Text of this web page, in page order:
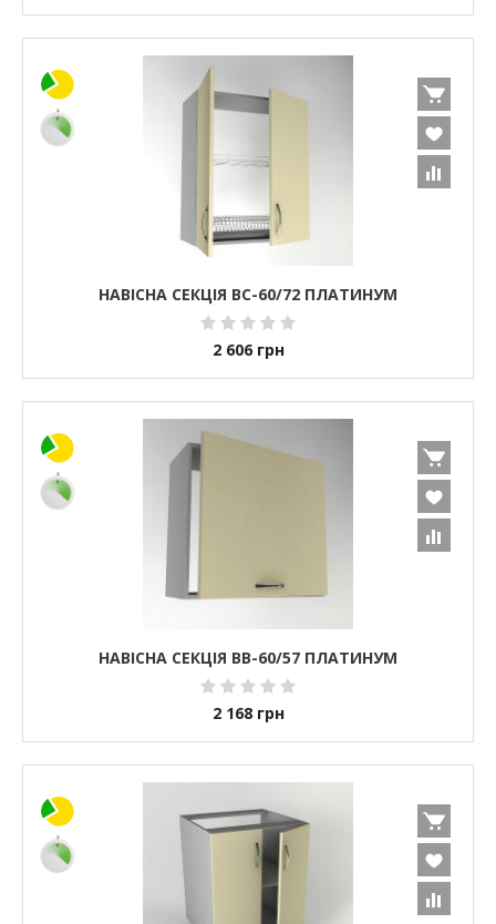
НАВІСНА СЕКЦІЯ ВС-60/72 ПЛАТИНУМ
2 606 грн
НАВІСНА СЕКЦІЯ ВВ-60/57 ПЛАТИНУМ
2 168 грн